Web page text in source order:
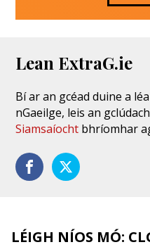
Lean ExtraG.ie
Bí ar an gcéad duine a
nGaeilge, leis an
Siamsaíocht bhríomhar
LÉIGH NÍOS MÓ: